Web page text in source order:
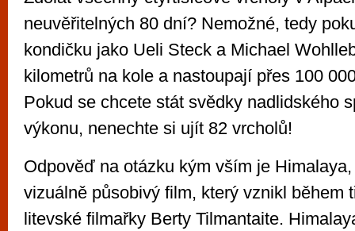
neuvěřitelných 80 dní? Nemožné, tedy
kondičku jako Ueli Steck a Michael
kilometrů na kole a nastoupají přes 100
Pokud se chcete stát svědky nadlidského
výkonu, nenechte si ujít 82 vrcholů!
Odpověď na otázku kým vším je
vizuálně působivý film, který vznikl během
litevské filmařky Berty Tilmantaite.